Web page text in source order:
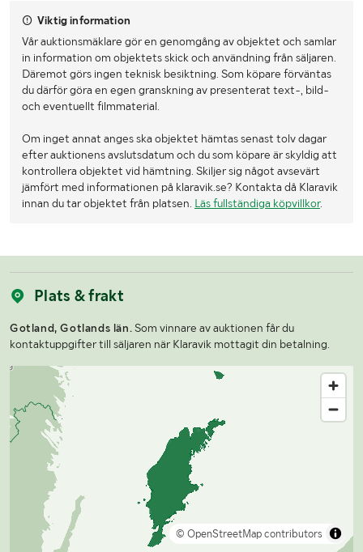
Viktig information
Vår auktionsmäklare gör en genomgång av objektet och samlar
in information om objektets skick och användning från säljaren.
Däremot görs ingen teknisk besiktning. Som köpare förväntas
du därför göra en egen granskning av presenterat text-, bild-
och eventuellt filmmaterial.
Om inget annat anges ska objektet hämtas senast tolv dagar
efter auktionens avslutsdatum och du som köpare är skyldig att
kontrollera objektet vid hämtning. Skiljer sig något avsevärt
jämfört med informationen på klaravik.se? Kontakta då Klaravik
innan du tar objektet från platsen. Läs fullständiga köpvillkor.
Plats & frakt
Gotland, Gotlands län. Som vinnare av auktionen får du
kontaktuppgifter till säljaren när Klaravik mottagit din betalning.
© OpenStreetMap contributors